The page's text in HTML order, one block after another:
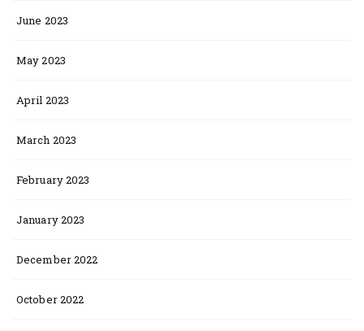
June 2023
May 2023
April 2023
March 2023
February 2023
January 2023
December 2022
October 2022